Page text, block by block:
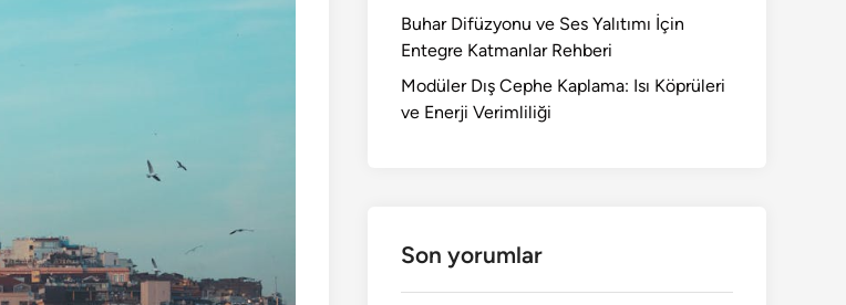
Buhar Difüzyonu ve Ses Yalıtımı İçin
Entegre Katmanlar Rehberi
Modüler Dış Cephe Kaplama: Isı Köprüleri
ve Enerji Verimliliği
Son yorumlar